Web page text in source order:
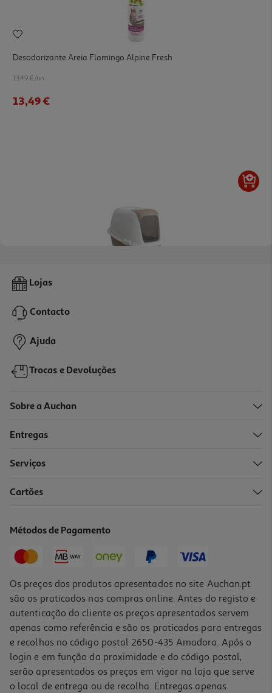
Desodorizante Areia Flamingo Alpine Fresh
13.49 €/un
13,49 €
Casa Toilette Mpbergamo Curvy 66x49x47cm
48,99 €
Lojas
Contacto
Ajuda
Trocas e Devoluções
Sobre a Auchan
Entregas
Serviços
Cartões
Métodos de Pagamento
Os preços dos produtos apresentados no site Auchan.pt
são os praticados nas compras online. Antes do registo e
autenticação do cliente os preços apresentados servem
apenas como referência e são os praticados para entregas
e recolhas no código postal 2650-435 Amadora. Após o
login e em função da proximidade e do código postal,
serão apresentados os preços em vigor na loja que serve
o local de entrega ou de recolha. Entregas apenas